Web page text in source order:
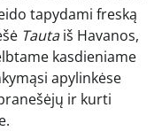
tapydami freską
Tautaiš Havanos,
kasdieniame
apylinkėse
ir kurti